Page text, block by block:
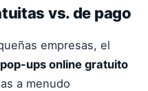
vs. de pago
empresas, el
ups online gratuito
a menudo